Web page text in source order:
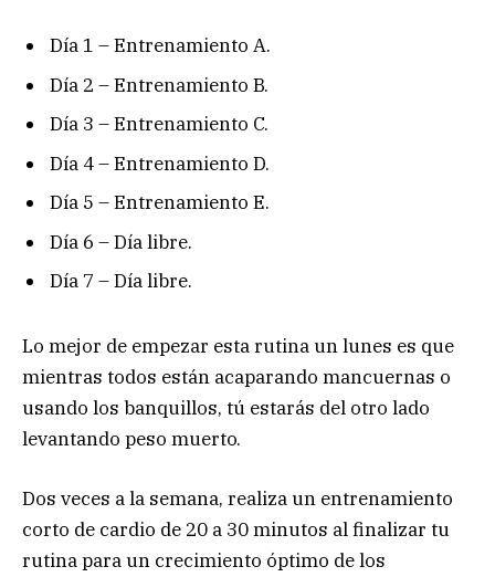
Día 1 – Entrenamiento A.
Día 2 – Entrenamiento B.
Día 3 – Entrenamiento C.
Día 4 – Entrenamiento D.
Día 5 – Entrenamiento E.
Día 6 – Día libre.
Día 7 – Día libre.
Lo mejor de empezar esta rutina un lunes es que
mientras todos están acaparando mancuernas o
usando los banquillos, tú estarás del otro lado
levantando peso muerto.
Dos veces a la semana, realiza un entrenamiento
corto de cardio de 20 a 30 minutos al finalizar tu
rutina para un crecimiento óptimo de los